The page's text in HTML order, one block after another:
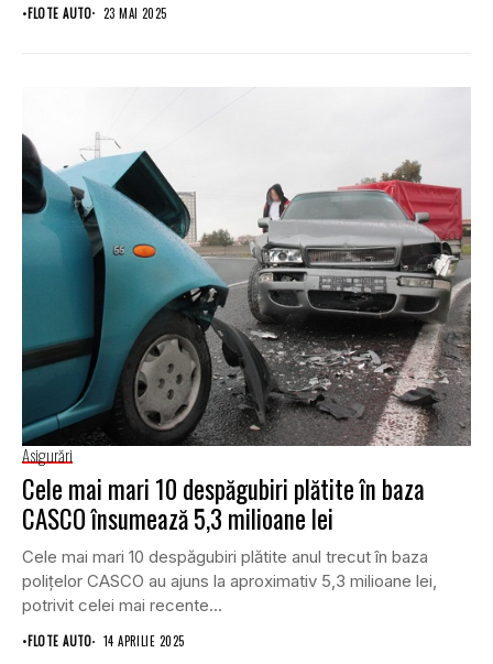
•FLOTE AUTO 23 MAI 2025
Asigurări
Cele mai mari 10 despăgubiri plătite în baza
CASCO însumează 5,3 milioane lei
Cele mai mari 10 despăgubiri plătite anul trecut în baza
polițelor CASCO au ajuns la aproximativ 5,3 milioane lei,
potrivit celei mai recente...
•FLOTE AUTO 14 APRILIE 2025